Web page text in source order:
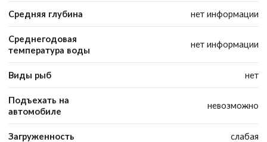
Средняя глубина нет информации
Среднегодовая
температура воды
нет информации
Виды рыб нет
Подъехать на
автомобиле
невозможно
Загруженность слабая